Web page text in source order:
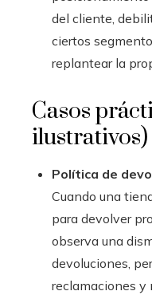
del cliente,
ciertos
replantear la
Casos
ilustrativos)
Política de
Cuando una
para devolver
observa una
devoluciones,
reclamaciones y